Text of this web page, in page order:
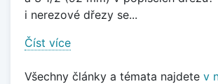
i nerezové dřezy se...
Číst více
Všechny články a témata najdete v